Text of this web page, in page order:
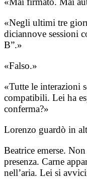
«Negli ultimi tre
diciannove sessioni
B”.»
«Falso.»
«Tutte le interazioni
compatibili. Lei ha
conferma?»
Lorenzo guardò in
Beatrice emerse.
presenza. Carne
nell’aria. Lei si